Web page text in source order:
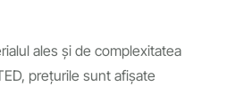
ales și de complexitatea
prețurile sunt afișate